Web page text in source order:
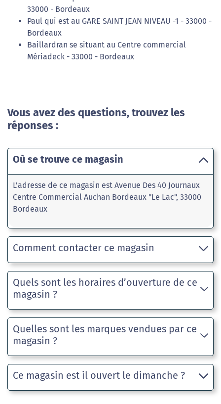
33000 - Bordeaux
Paul qui est au GARE SAINT JEAN NIVEAU -1 - 33000 -
Bordeaux
Baillardran se situant au Centre commercial
Mériadeck - 33000 - Bordeaux
Vous avez des questions, trouvez les
réponses :
Où se trouve ce magasin
L'adresse de ce magasin est Avenue Des 40 Journaux
Centre Commercial Auchan Bordeaux "Le Lac", 33000
Bordeaux
Comment contacter ce magasin
Quels sont les horaires d’ouverture de ce
magasin ?
Quelles sont les marques vendues par ce
magasin ?
Ce magasin est il ouvert le dimanche ?